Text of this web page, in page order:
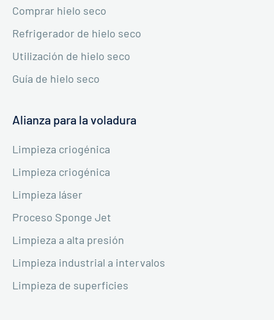
Comprar hielo seco
Refrigerador de hielo seco
Utilización de hielo seco
Guía de hielo seco
Alianza para la voladura
Limpieza criogénica
Limpieza criogénica
Limpieza láser
Proceso Sponge Jet
Limpieza a alta presión
Limpieza industrial a intervalos
Limpieza de superficies